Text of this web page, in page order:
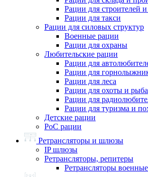
Рации для строителей
Рации для такси
Рации для силовых структур
Военные рации
Рации для охраны
Любительские рации
Рации для
Рации для
Рации для леса
Рации для охоты и
Рации для
Рации для туризма и
Детские рации
PoC рации
Ретрансляторы и шлюзы
IP шлюзы
Ретрансляторы, репитеры
Ретрансляторы